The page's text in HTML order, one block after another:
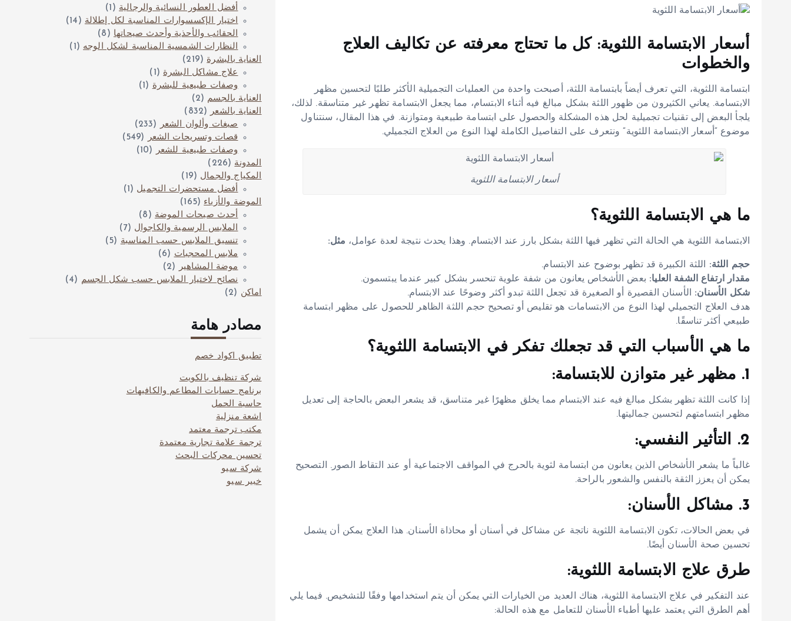
أسعار الابتسامة اللثوية: كل ما تحتاج معرفته عن تكاليف العلاج
والخطوات
ابتسامة اللثوية، التي تعرف أيضاً بابتسامة اللثة، أصبحت واحدة من العمليات التجميلية الأكثر طلبًا لتحسين مظهر
الابتسامة. يعاني الكثيرون من ظهور اللثة بشكل مبالغ فيه أثناء الابتسام، مما يجعل الابتسامة تظهر غير متناسقة. لذلك،
يلجأ البعض إلى تقنيات تجميلية لحل هذه المشكلة والحصول على ابتسامة طبيعية ومتوازنة. في هذا المقال، سنتناول
موضوع “أسعار الابتسامة اللثوية” ونتعرف على التفاصيل الكاملة لهذا النوع من العلاج التجميلي.
أسعار الابتسامة اللثوية
ما هي الابتسامة اللثوية؟
الابتسامة اللثوية هي الحالة التي تظهر فيها اللثة بشكل بارز عند الابتسام. وهذا يحدث نتيجة لعدة عوامل، مثل:
حجم اللثة: اللثة الكبيرة قد تظهر بوضوح عند الابتسام.
مقدار ارتفاع الشفة العليا: بعض الأشخاص يعانون من شفة علوية تنحسر بشكل كبير عندما يبتسمون.
شكل الأسنان: الأسنان القصيرة أو الصغيرة قد تجعل اللثة تبدو أكثر وضوحًا عند الابتسام.
هدف العلاج التجميلي لهذا النوع من الابتسامات هو تقليص أو تصحيح حجم اللثة الظاهر للحصول على مظهر ابتسامة
طبيعي أكثر تناسقًا.
ما هي الأسباب التي قد تجعلك تفكر في الابتسامة اللثوية؟
1. مظهر غير متوازن للابتسامة:
إذا كانت اللثة تظهر بشكل مبالغ فيه عند الابتسام مما يخلق مظهرًا غير متناسق، قد يشعر البعض بالحاجة إلى تعديل
مظهر ابتسامتهم لتحسين جماليتها.
2. التأثير النفسي:
غالباً ما يشعر الأشخاص الذين يعانون من ابتسامة لثوية بالحرج في المواقف الاجتماعية أو عند التقاط الصور. التصحيح
يمكن أن يعزز الثقة بالنفس والشعور بالراحة.
3. مشاكل الأسنان:
في بعض الحالات، تكون الابتسامة اللثوية ناتجة عن مشاكل في أسنان أو محاذاة الأسنان. هذا العلاج يمكن أن يشمل
تحسين صحة الأسنان أيضًا.
طرق علاج الابتسامة اللثوية:
عند التفكير في علاج الابتسامة اللثوية، هناك العديد من الخيارات التي يمكن أن يتم استخدامها وفقًا للتشخيص. فيما يلي
أهم الطرق التي يعتمد عليها أطباء الأسنان للتعامل مع هذه الحالة:
أفضل العطور النسائية والرجالية (1)
اختيار الإكسسوارات المناسبة لكل إطلالة (14)
الحقائب والأحذية وأحدث صيحاتها (8)
النظارات الشمسية المناسبة لشكل الوجه (1)
العناية بالبشرة (219)
علاج مشاكل البشرة (1)
وصفات طبيعية للبشرة (1)
العناية بالجسم (2)
العناية بالشعر
(832)
صبغات وألوان الشعر
(233)
قصات وتسريحات الشعر
(549)
وصفات طبيعية للشعر
(10)
المدونة (226)
المكياج والجمال (19)
أفضل مستحضرات التجميل (1)
الموضة والأزياء (165)
أحدث صيحات الموضة (8)
الملابس الرسمية والكاجوال (7)
تنسيق الملابس حسب المناسبة (5)
ملابس المحجبات (6)
موضة المشاهير
(2)
نصائح لاختيار الملابس حسب شكل الجسم (4)
اماكن (2)
مصادر هامة
تطبيق اكواد خصم
شركة تنظيف بالكويت
برنامج حسابات المطاعم والكافيهات
حاسبة الحمل
اشعة منزلية
مكتب ترجمة معتمد
ترجمة علامة تجارية معتمدة
تحسين محركات البحث
شركة سيو
خبير سيو